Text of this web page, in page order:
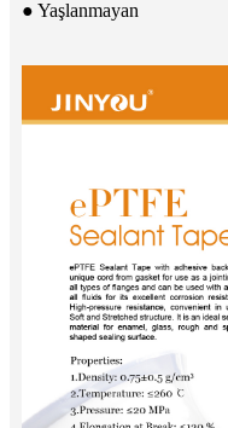
● Yaşlanmayan